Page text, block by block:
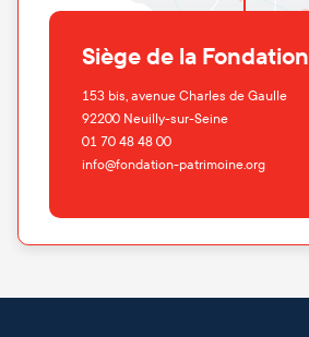
Siège de la Fondation
153 bis, avenue Charles de Gaulle
92200 Neuilly-sur-Seine
01 70 48 48 00
info@fondation-patrimoine.org